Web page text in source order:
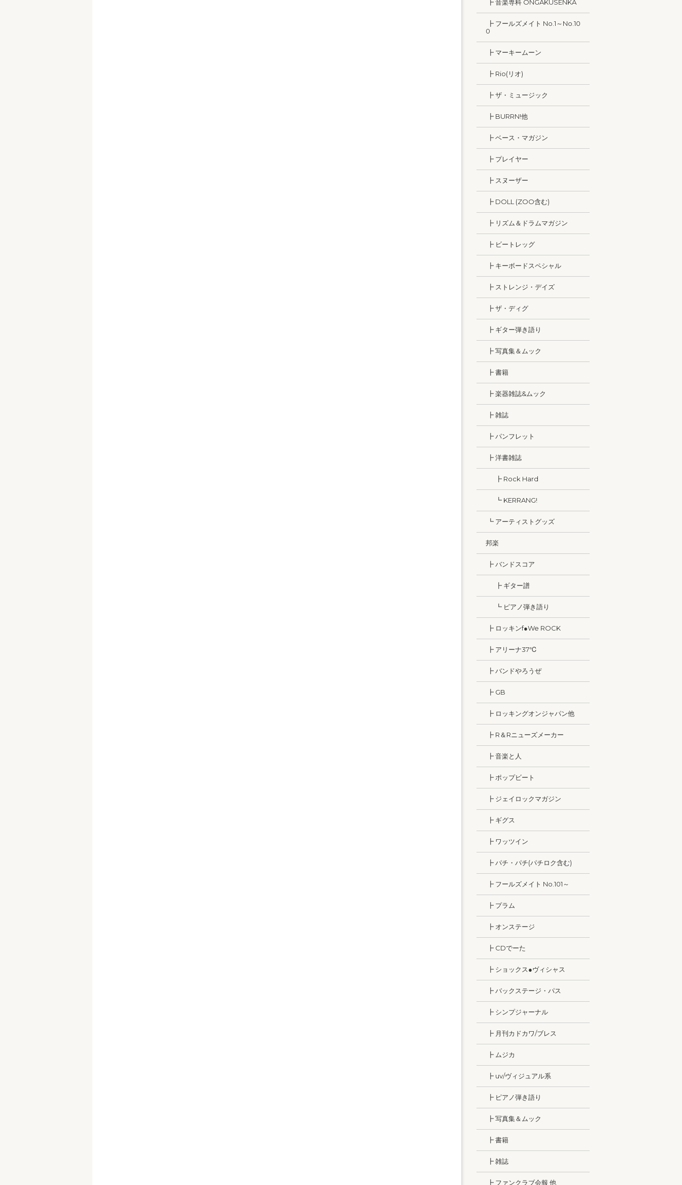
┣ 音楽専科 ONGAKUSENKA
┣ フールズメイト No.1～No.10
0
┣ マーキームーン
┣ Rio(リオ)
┣ ザ・ミュージック
┣ BURRN!他
┣ ベース・マガジン
┣ プレイヤー
┣ スヌーザー
┣ DOLL (ZOO含む)
┣ リズム＆ドラムマガジン
┣ ビートレッグ
┣ キーボードスペシャル
┣ ストレンジ・デイズ
┣ ザ・ディグ
┣ ギター弾き語り
┣ 写真集＆ムック
┣ 書籍
┣ 楽器雑誌&ムック
┣ 雑誌
┣ パンフレット
┣ 洋書雑誌
┣ Rock Hard
┗ KERRANG!
┗ アーティストグッズ
邦楽
┣ バンドスコア
┣ ギター譜
┗ ピアノ弾き語り
┣ ロッキンf●We ROCK
┣ アリーナ37℃
┣ バンドやろうぜ
┣ GB
┣ ロッキングオンジャパン他
┣ R＆Rニューズメーカー
┣ 音楽と人
┣ ポップビート
┣ ジェイロックマガジン
┣ ギグス
┣ ワッツイン
┣ パチ・パチ(パチロク含む)
┣ フールズメイト No.101～
┣ プラム
┣ オンステージ
┣ CDでーた
┣ ショックス●ヴィシャス
┣ バックステージ・パス
┣ シンプジャーナル
┣ 月刊カドカワ/ブレス
┣ ムジカ
┣ uv/ヴィジュアル系
┣ ピアノ弾き語り
┣ 写真集＆ムック
┣ 書籍
┣ 雑誌
┣ ファンクラブ会報 他